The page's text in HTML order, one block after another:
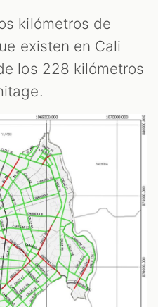
kilómetros de
existen en Cali
los 228 kilómetros